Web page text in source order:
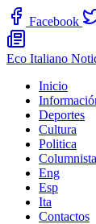
Facebook
Eco Italiano
Inicio
Deportes
Cultura
Politica
Eng
Esp
Ita
Contactos